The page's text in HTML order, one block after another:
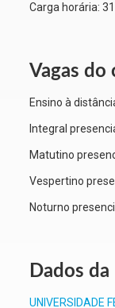
Carga horária:
Vagas do
Ensino à
Integral
Matutino
Vespertino
Noturno
Dados
UNIVERSIDADE